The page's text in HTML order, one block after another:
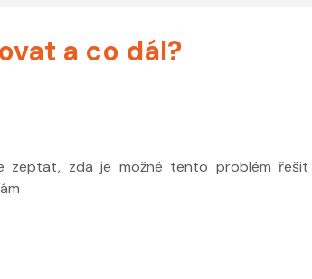
a co dál?
zeptat, zda je možné tento problém řešit